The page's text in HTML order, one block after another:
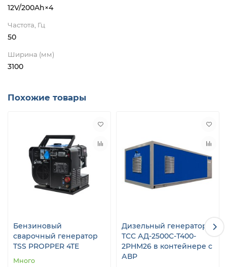
12V/200Ah×4
Частота, Гц
50
Ширина (мм)
3100
Похожие товары
Бензиновый
сварочный генератор
TSS PROPPER 4TE
Много
Дизельный генератор
ТСС АД-2500С-Т400-
2РНМ26 в контейнере с
АВР